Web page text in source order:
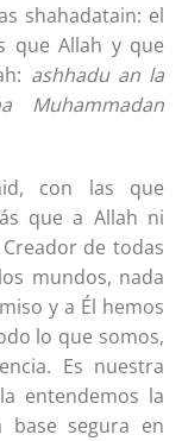
shahadatain: el
que Allah y que
ashhadu an la
Muhammadan
con las que
que a Allah ni
de todas
mundos, nada
y a Él hemos
lo que somos,
Es nuestra
entendemos la
base segura en